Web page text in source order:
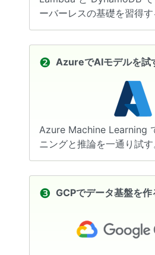
ーバーレスの基礎を習得す
❷ AzureでAIモデルを試
Azure Machine Learning
ニングと推論を一通り試す
❸ GCPでデータ基盤を作